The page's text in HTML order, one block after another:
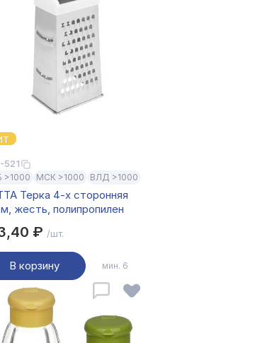
521
>1000 МСК >1000 ВЛД >1000
Терка 4-х сторонняя
жесть, полипропилен
₽ /шт.
В корзину мин. 6